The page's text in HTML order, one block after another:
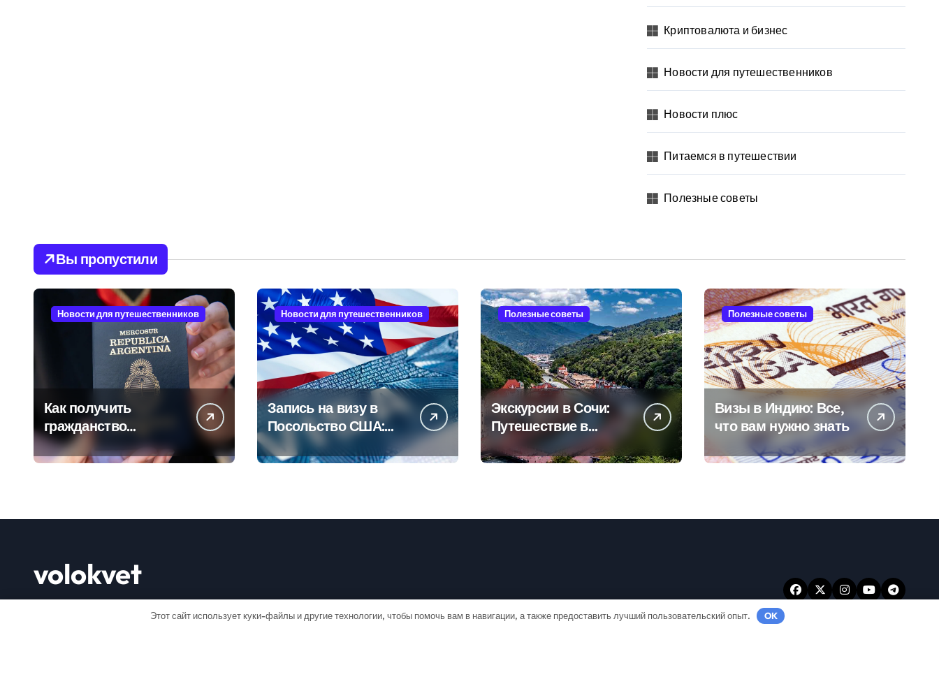
Криптовалюта и бизнес
Новости для путешественников
Новости плюс
Питаемся в путешествии
Полезные советы
Вы пропустили
Новости для путешественников
Как получить
гражданство
Аргентины: Полное
руководство
Новости для путешественников
Запись на визу в
Посольство США:
Пошаговое
руководство
Полезные советы
Экскурсии в Сочи:
Путешествие в
сердце
Черноморского
Полезные советы
Визы в Индию: Все,
что вам нужно знать
volokvet
Этот сайт использует куки-файлы и другие технологии, чтобы помочь вам в навигации, а также предоставить лучший пользовательский опыт. OK